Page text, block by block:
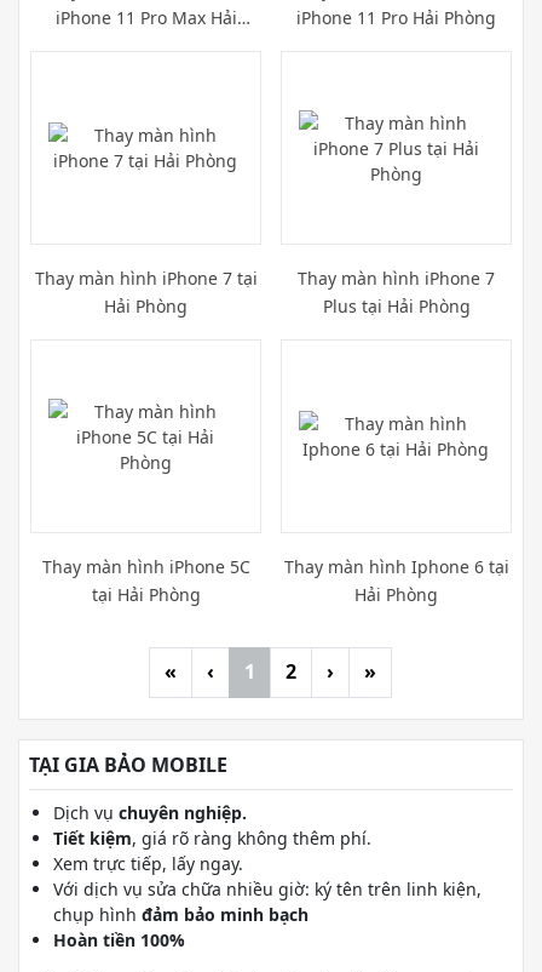
iPhone 11 Pro Max Hải
iPhone 11 Pro Hải Phòng
Thay màn hình iPhone 7 tại
Hải Phòng
Thay màn hình iPhone 7
Plus tại Hải Phòng
Thay màn hình iPhone 5C
tại Hải Phòng
Thay màn hình Iphone 6 tại
Hải Phòng
« ‹ 1 2 › »
TẠI GIA BẢO MOBILE
Dịch vụ chuyên nghiệp.
Tiết kiệm, giá rõ ràng không thêm phí.
Xem trực tiếp, lấy ngay.
Với dịch vụ sửa chữa nhiều giờ: ký tên trên linh kiện,
chụp hình đảm bảo minh bạch
Hoàn tiền 100%